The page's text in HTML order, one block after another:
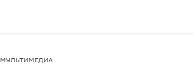
МУЛЬТИМЕДИА